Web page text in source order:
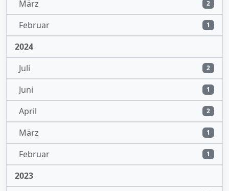
März 2
Februar 1
2024
Juli
2
Juni 1
April 2
März 1
Februar 1
2023